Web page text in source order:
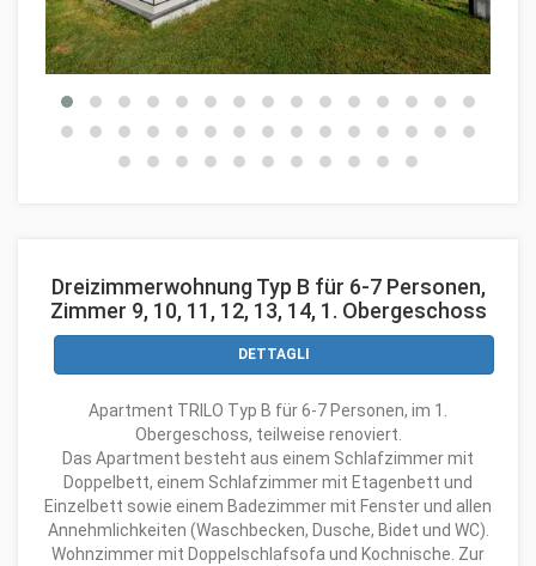
Dreizimmerwohnung Typ B für 6-7 Personen,
Zimmer 9, 10, 11, 12, 13, 14, 1. Obergeschoss
DETTAGLI
Apartment TRILO Typ B für 6-7 Personen, im 1.
Obergeschoss, teilweise renoviert.
Das Apartment besteht aus einem Schlafzimmer mit
Doppelbett, einem Schlafzimmer mit Etagenbett und
Einzelbett sowie einem Badezimmer mit Fenster und allen
Annehmlichkeiten (Waschbecken, Dusche, Bidet und WC).
Wohnzimmer mit Doppelschlafsofa und Kochnische. Zur